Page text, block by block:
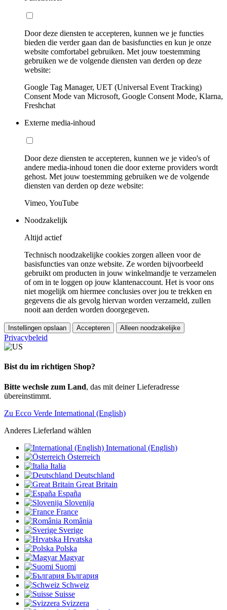
Door deze diensten te accepteren, kunnen we je functies
bieden die verder gaan dan de basisfuncties en kun je onze
website comfortabel gebruiken. Met jouw toestemming
gebruiken we de volgende diensten van derden op deze
website:
Google Tag Manager, UET (Universal Event Tracking)
Consent Mode van Microsoft, Google Consent Mode, Klarna,
Freshchat
Externe media-inhoud
Door deze diensten te accepteren, kunnen we je video's of
andere media-inhoud tonen die door externe providers wordt
gehost. Met jouw toestemming gebruiken we de volgende
diensten van derden op deze website:
Vimeo, YouTube
Noodzakelijk
Altijd actief
Technisch noodzakelijke cookies zorgen alleen voor de
basisfuncties van onze website. Ze worden bijvoorbeeld
gebruikt om producten in jouw winkelmandje te verzamelen
of om in te loggen op jouw klantenaccount. Het is voor ons
niet mogelijk om hiermee conclusies over jou te trekken en
gegevens die als gevolg hiervan worden verzameld, zullen
nooit aan derden worden doorgegeven.
Instellingen opslaan Accepteren Alleen noodzakelijke
Privacybeleid
Bist du im richtigen Shop?
Bitte wechsle zum Land, das mit deiner Lieferadresse
übereinstimmt.
Zu Ecco Verde International (English)
Anderes Lieferland wählen
International (English)
Österreich
Italia
Deutschland
Great Britain
España
Slovenija
France
România
Sverige
Hrvatska
Polska
Magyar
Suomi
България
Schweiz
Suisse
Svizzera